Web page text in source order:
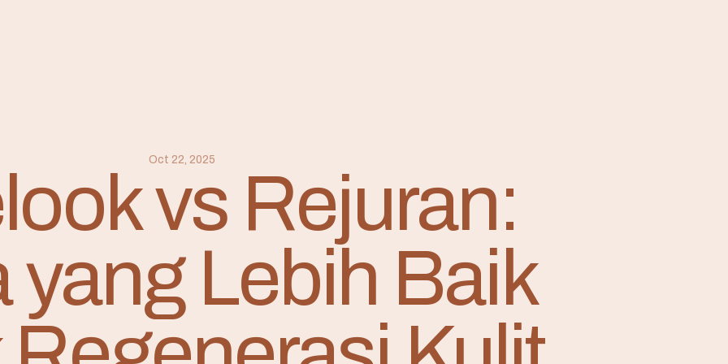
Oct 22, 2025
vs Rejuran:
yang Lebih Baik